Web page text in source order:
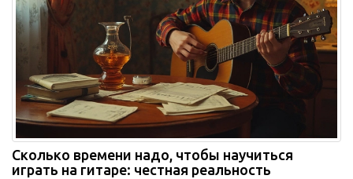
Сколько времени надо, чтобы научиться
играть на гитаре: честная реальность